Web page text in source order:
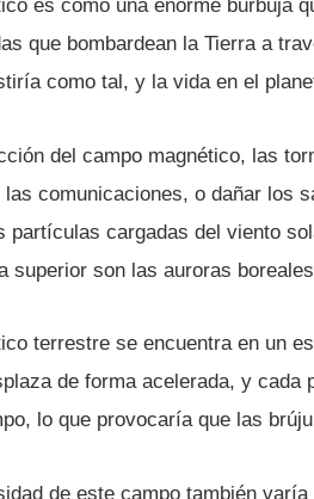
es como una enorme burbuja
que bombardean la Tierra a
como tal, y la vida en el
del campo magnético, las
las comunicaciones, o dañar los
partí­culas cargadas del viento
superior son las auroras
terrestre se encuentra en un
de forma acelerada, y
lo que provocarí­a que las
de este campo también